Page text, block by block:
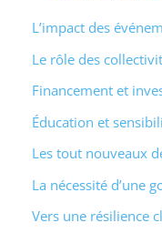
L’impact des
Le rôle des
Financement et
Éducation et
Les tout nouveaux
La nécessité d’une
Vers une résilience